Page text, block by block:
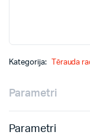
Kategorija: Tērauda
Parametri
Parametri